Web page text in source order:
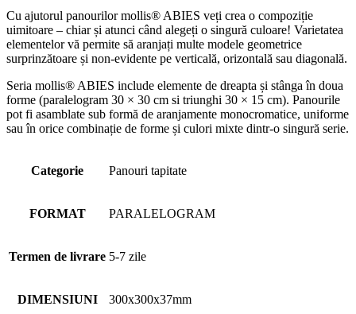
Cu ajutorul panourilor mollis® ABIES veți crea o compoziție
uimitoare – chiar și atunci când alegeți o singură culoare! Varietatea
elementelor vă permite să aranjați multe modele geometrice
surprinzătoare și non-evidente pe verticală, orizontală sau diagonală.
Seria mollis® ABIES include elemente de dreapta și stânga în doua
forme (paralelogram 30 × 30 cm si triunghi 30 × 15 cm). Panourile
pot fi asamblate sub formă de aranjamente monocromatice, uniforme
sau în orice combinație de forme și culori mixte dintr-o singură serie.
Categorie Panouri tapitate
FORMAT PARALELOGRAM
Termen de livrare 5-7 zile
DIMENSIUNI 300x300x37mm